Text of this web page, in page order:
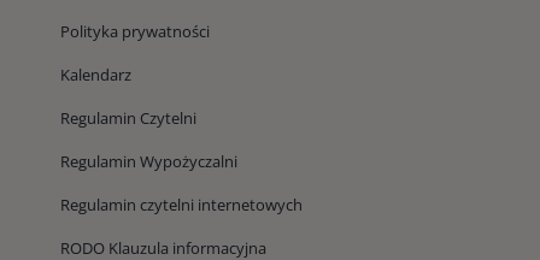
Polityka prywatności
Kalendarz
Regulamin Czytelni
Regulamin Wypożyczalni
Regulamin czytelni internetowych
RODO Klauzula informacyjna